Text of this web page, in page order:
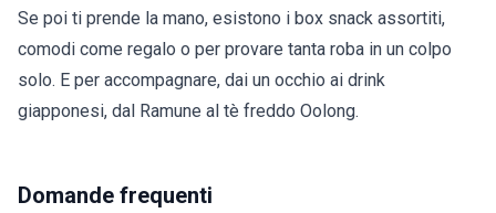
Se poi ti prende la mano, esistono i box snack assortiti,
comodi come regalo o per provare tanta roba in un colpo
solo. E per accompagnare, dai un occhio ai drink
giapponesi, dal Ramune al tè freddo Oolong.
Domande frequenti